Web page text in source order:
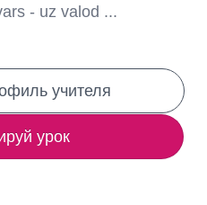
- uz valod ...
учителя
урок